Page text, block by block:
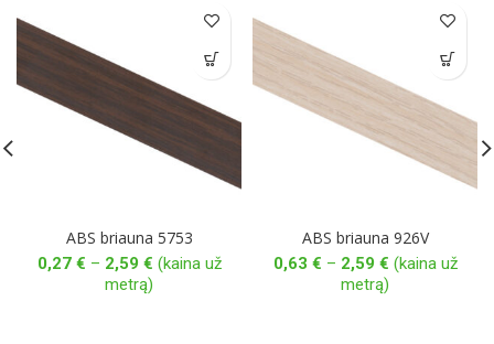
ABS briauna 5753
0,27 € – 2,59 €Price
range:
(kaina už
metrą)
ABS briauna 926V
0,63 € – 2,59 €Price
range:
(kaina už
metrą)